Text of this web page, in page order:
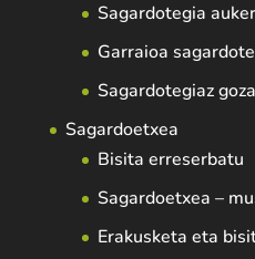
Sagardotegia
Garraioa
Sagardotegiaz
Sagardoetxea
Bisita erreserbatu
Sagardoetxea –
Erakusketa eta